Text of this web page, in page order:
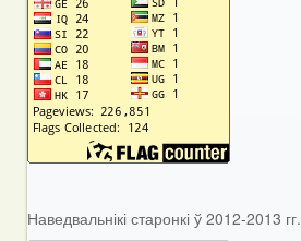
Наведвальнікі старонкі ў 2012-2013 гг.